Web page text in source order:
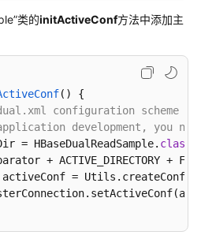
类的initActiveConf方法中添加主
()
{
configuration
development, you
= HBaseDualReadSample.
class
+ ACTIVE_DIRECTORY +
=